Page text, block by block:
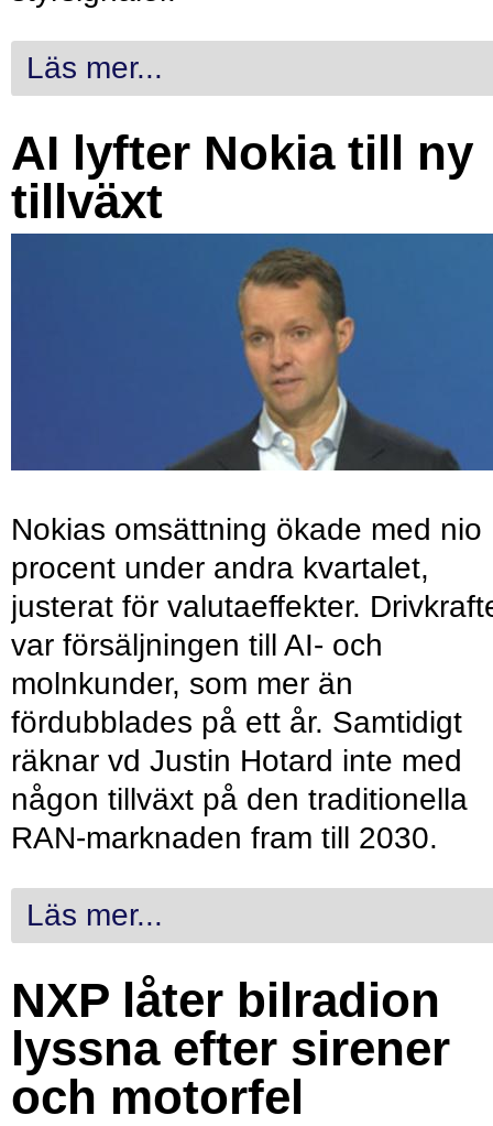
Läs mer...
AI lyfter Nokia till ny
tillväxt
Nokias omsättning ökade med nio
procent under andra kvartalet,
justerat för valutaeffekter.
var försäljningen till AI- och
molnkunder, som mer än
fördubblades på ett år. Samtidigt
räknar vd Justin Hotard inte med
någon tillväxt på den traditionella
RAN-marknaden fram till 2030.
Läs mer...
NXP låter bilradion
lyssna efter sirener
och motorfel